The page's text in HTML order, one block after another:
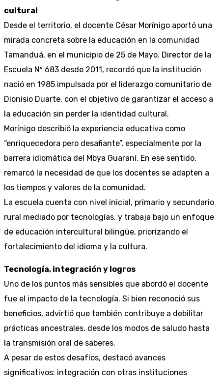
cultural
Desde el territorio, el docente César Morínigo aportó una
mirada concreta sobre la educación en la comunidad
Tamanduá, en el municipio de 25 de Mayo. Director de la
Escuela Nº 683 desde 2011, recordó que la institución
nació en 1985 impulsada por el liderazgo comunitario de
Dionisio Duarte, con el objetivo de garantizar el acceso a
la educación sin perder la identidad cultural.
Morínigo describió la experiencia educativa como
“enriquecedora pero desafiante”, especialmente por la
barrera idiomática del Mbya Guaraní. En ese sentido,
remarcó la necesidad de que los docentes se adapten a
los tiempos y valores de la comunidad.
La escuela cuenta con nivel inicial, primario y secundario
rural mediado por tecnologías, y trabaja bajo un enfoque
de educación intercultural bilingüe, priorizando el
fortalecimiento del idioma y la cultura.
Tecnología, integración y logros
Uno de los puntos más sensibles que abordó el docente
fue el impacto de la tecnología. Si bien reconoció sus
beneficios, advirtió que también contribuye a debilitar
prácticas ancestrales, desde los modos de saludo hasta
la transmisión oral de saberes.
A pesar de estos desafíos, destacó avances
significativos: integración con otras instituciones